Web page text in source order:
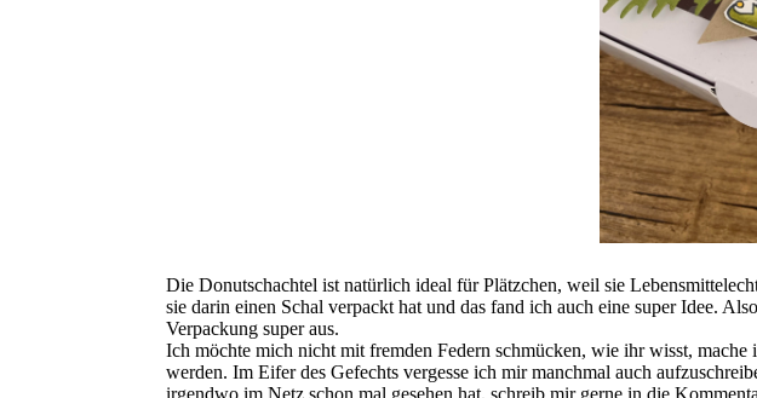
Die Donutschachtel ist natürlich ideal für Plätzchen, weil sie
sie darin einen Schal verpackt hat und das fand ich auch eine super Idee.
Verpackung super aus.
Ich möchte mich nicht mit fremden Federn schmücken, wie ihr wisst,
werden. Im Eifer des Gefechts vergesse ich mir manchmal auch
irgendwo im Netz schon mal gesehen hat, schreib mir gerne in die